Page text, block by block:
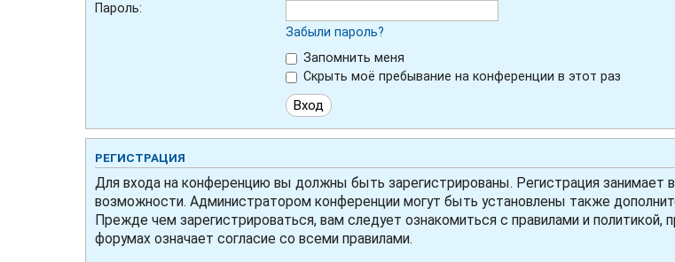
Пароль:
Забыли пароль?
Запомнить меня
Скрыть моё пребывание на конференции в этот раз
РЕГИСТРАЦИЯ
Для входа на конференцию вы должны быть зарегистрированы. Регистрация занимает
возможности. Администратором конференции могут быть установлены также
Прежде чем зарегистрироваться, вам следует ознакомиться с правилами и
форумах означает согласие со всеми правилами.